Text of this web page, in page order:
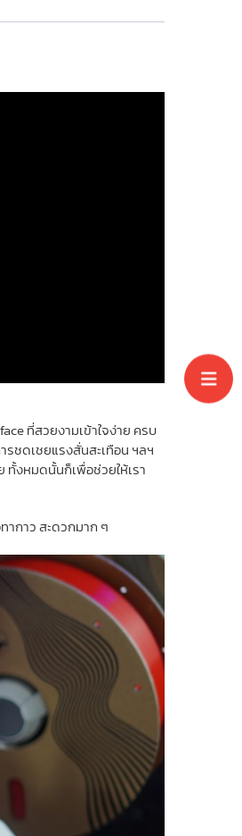
ที่สวยงามเข้าใจง่าย ครบ
ชดเชยแรงสั่นสะเทือน ฯลฯ
งหมดนั้นก็เพื่อช่วยให้เรา
กาว สะดวกมาก ๆ